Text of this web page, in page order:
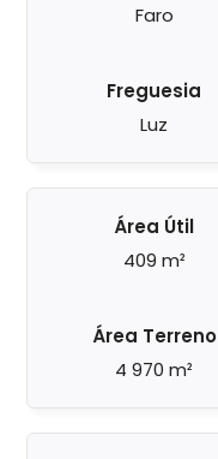
Faro
Freguesia
Luz
Área Útil
409 m²
Área Terreno
4 970 m²